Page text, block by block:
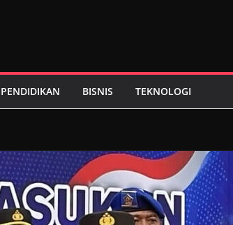
PENDIDIKAN BISNIS TEKNOLOGI